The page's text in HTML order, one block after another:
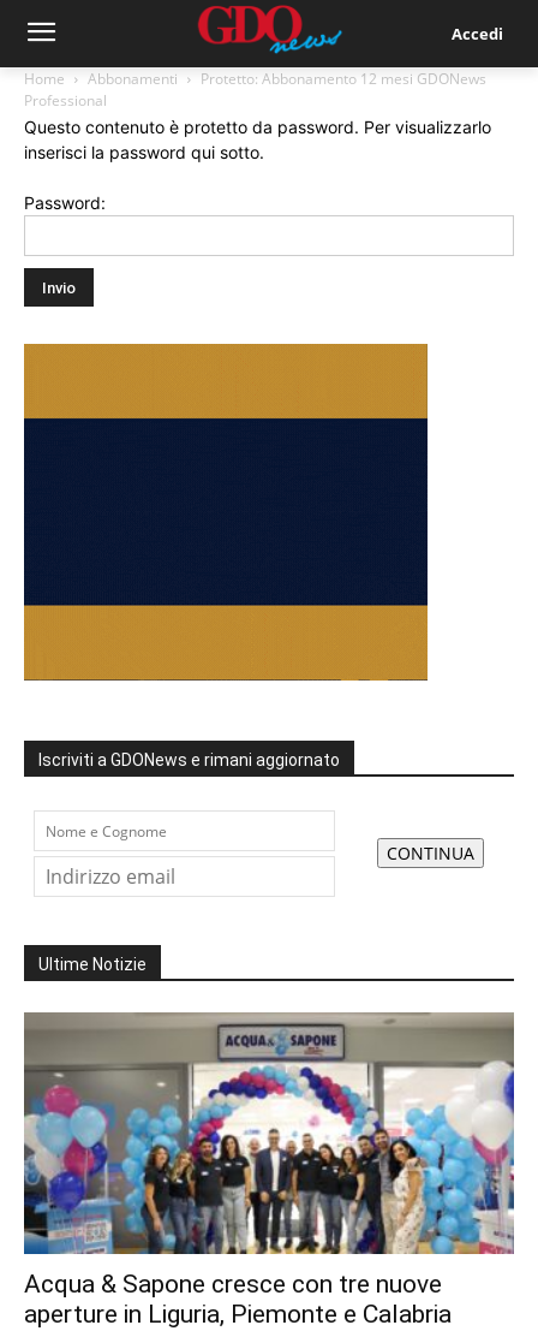
Accedi
Home Abbonamenti
Protetto: Abbonamento 12 mesi GDONews
Professional
Questo contenuto è protetto da password. Per visualizzarlo
inserisci la password qui sotto.
Password:
Iscriviti a GDONews e rimani aggiornato
Ultime Notizie
Acqua & Sapone cresce con tre nuove
aperture in Liguria, Piemonte e Calabria